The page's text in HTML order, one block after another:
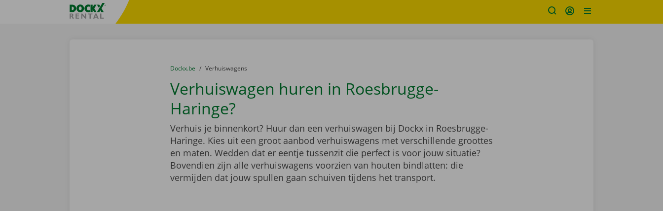
Taalselectie overslaanFratello DEMO
U bevindt zich hier:
van
Dockx.be naar
Verhuiswagens
Verhuiswagen huren in Roesbrugge-
Haringe?
Verhuis je binnenkort? Huur dan een verhuiswagen bij Dockx in Roesbrugge-
Haringe. Kies uit een groot aanbod verhuiswagens met verschillende groottes
en maten. Wedden dat er eentje tussenzit die perfect is voor jouw situatie?
Bovendien zijn alle verhuiswagens voorzien van houten bindlatten: die
vermijden dat jouw spullen gaan schuiven tijdens het transport.